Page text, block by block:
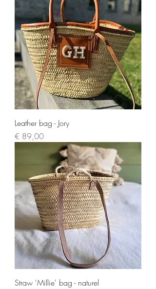
Leather bag - Jory
Prijs
€ 89,00
Straw 'Millie' bag - naturel